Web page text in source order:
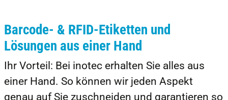
Barcode- & RFID-Etiketten und
Lösungen aus einer Hand
Ihr Vorteil: Bei inotec erhalten Sie alles aus
einer Hand. So können wir jeden Aspekt
genau auf Sie zuschneiden und garantieren so